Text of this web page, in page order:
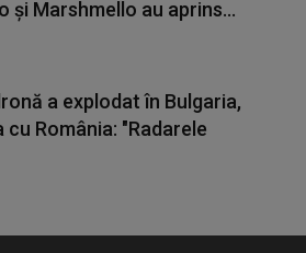
și Marshmello au aprins...
a explodat în Bulgaria,
România: "Radarele